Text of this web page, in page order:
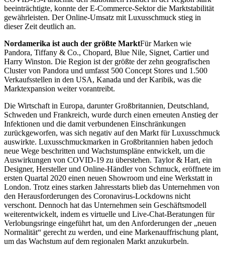
beeinträchtigte, konnte der E-Commerce-Sektor die Marktstabilität
gewährleisten. Der Online-Umsatz mit Luxusschmuck stieg in
dieser Zeit deutlich an.
Nordamerika ist auch der größte MarktFür Marken wie
Pandora, Tiffany & Co., Chopard, Blue Nile, Signet, Cartier und
Harry Winston. Die Region ist der größte der zehn geografischen
Cluster von Pandora und umfasst 500 Concept Stores und 1.500
Verkaufsstellen in den USA, Kanada und der Karibik, was die
Marktexpansion weiter vorantreibt.
Die Wirtschaft in Europa, darunter Großbritannien, Deutschland,
Schweden und Frankreich, wurde durch einen erneuten Anstieg der
Infektionen und die damit verbundenen Einschränkungen
zurückgeworfen, was sich negativ auf den Markt für Luxusschmuck
auswirkte. Luxusschmuckmarken in Großbritannien haben jedoch
neue Wege beschritten und Wachstumspläne entwickelt, um die
Auswirkungen von COVID-19 zu überstehen. Taylor & Hart, ein
Designer, Hersteller und Online-Händler von Schmuck, eröffnete im
ersten Quartal 2020 einen neuen Showroom und eine Werkstatt in
London. Trotz eines starken Jahresstarts blieb das Unternehmen von
den Herausforderungen des Coronavirus-Lockdowns nicht
verschont. Dennoch hat das Unternehmen sein Geschäftsmodell
weiterentwickelt, indem es virtuelle und Live-Chat-Beratungen für
Verlobungsringe eingeführt hat, um den Anforderungen der „neuen
Normalität“ gerecht zu werden, und eine Markenauffrischung plant,
um das Wachstum auf dem regionalen Markt anzukurbeln.